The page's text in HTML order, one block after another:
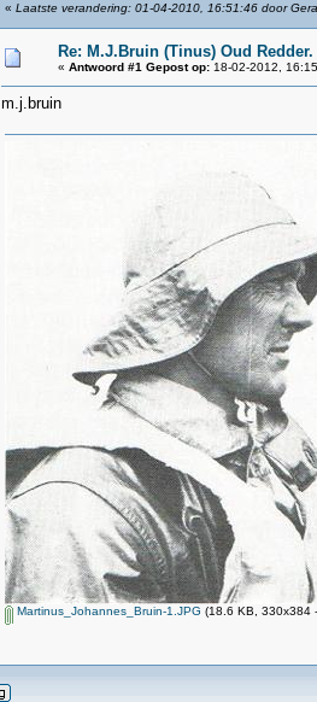
« Laatste verandering: 01-04-2010, 16:51:46 door
Re: M.J.Bruin (Tinus) Oud Redder.
« Antwoord #1 Gepost op:18-02-2012,
m.j.bruin
Martinus_Johannes_Bruin-1.JPG (18.6 KB, 330x384